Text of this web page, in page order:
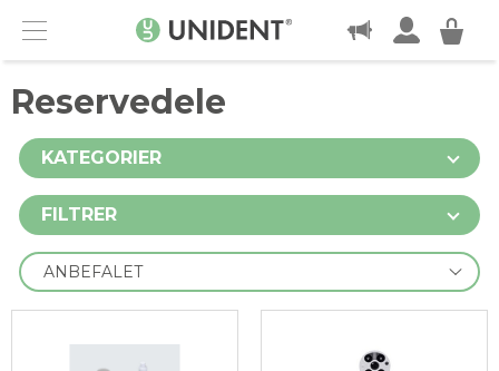
Menu
KONTAKT
Reservedele
KATEGORIER
FILTRER